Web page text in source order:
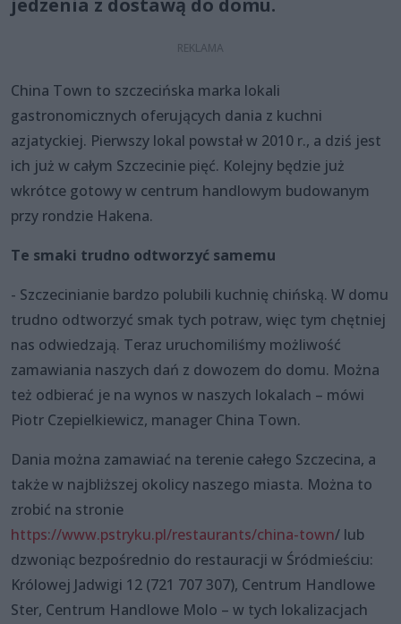
jedzenia z dostawą do domu.
China Town to szczecińska marka lokali
gastronomicznych oferujących dania z kuchni
azjatyckiej. Pierwszy lokal powstał w 2010 r., a dziś jest
ich już w całym Szczecinie pięć. Kolejny będzie już
wkrótce gotowy w centrum handlowym budowanym
przy rondzie Hakena.
Te smaki trudno odtworzyć samemu
- Szczecinianie bardzo polubili kuchnię chińską. W domu
trudno odtworzyć smak tych potraw, więc tym chętniej
nas odwiedzają. Teraz uruchomiliśmy możliwość
zamawiania naszych dań z dowozem do domu. Można
też odbierać je na wynos w naszych lokalach – mówi
Piotr Czepielkiewicz, manager China Town.
Dania można zamawiać na terenie całego Szczecina, a
także w najbliższej okolicy naszego miasta. Można to
zrobić na stronie
https://www.pstryku.pl/restaurants/china-town/ lub
dzwoniąc bezpośrednio do restauracji w Śródmieściu:
Królowej Jadwigi 12 (721 707 307), Centrum Handlowe
Ster, Centrum Handlowe Molo – w tych lokalizacjach